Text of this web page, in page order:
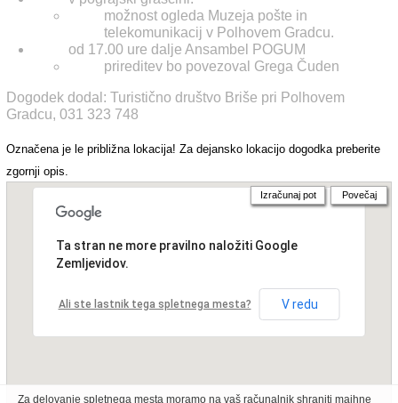
možnost ogleda Muzeja pošte in
telekomunikacij v Polhovem Gradcu.
od 17.00 ure dalje Ansambel POGUM
prireditev bo povezoval Grega Čuden
Dogodek dodal: Turistično društvo Briše pri Polhovem
Gradcu, 031 323 748
Označena je le približna lokacija! Za dejansko lokacijo dogodka preberite
zgornji opis.
Ta stran ne more pravilno naložiti Google
Zemljevidov.
Ali ste lastnik tega spletnega mesta? V redu
Izračunaj pot Povečaj
Za delovanje spletnega mesta moramo na vaš računalnik shraniti majhne